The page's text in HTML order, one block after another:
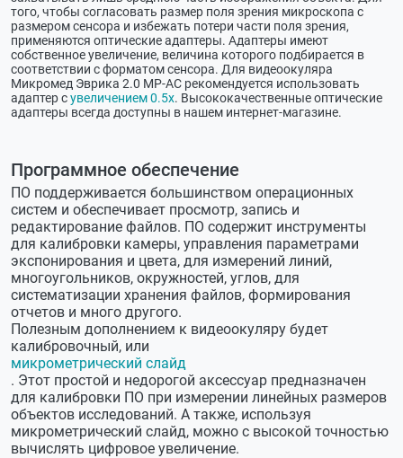
того, чтобы согласовать размер поля зрения микроскопа с
размером сенсора и избежать потери части поля зрения,
применяются оптические адаптеры. Адаптеры имеют
собственное увеличение, величина которого подбирается в
соответствии с форматом сенсора. Для видеоокуляра
Микромед Эврика 2.0 MP-AC рекомендуется использовать
адаптер сувеличением 0.5х. Высококачественные оптические
адаптеры всегда доступны в нашем интернет-магазине.
Программное обеспечение
ПО поддерживается большинством операционных
систем и обеспечивает просмотр, запись и
редактирование файлов. ПО содержит инструменты
для калибровки камеры, управления параметрами
экспонирования и цвета, для измерений линий,
многоугольников, окружностей, углов, для
систематизации хранения файлов, формирования
отчетов и много другого.
Полезным дополнением к видеоокуляру будет
калибровочный, или
микрометрический слайд
. Этот простой и недорогой аксессуар предназначен
для калибровки ПО при измерении линейных размеров
объектов исследований. А также, используя
микрометрический слайд, можно с высокой точностью
вычислять цифровое увеличение.